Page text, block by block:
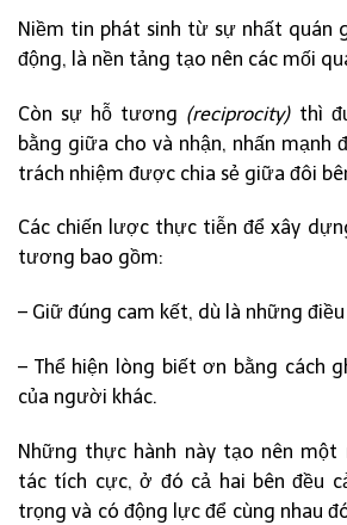
Niềm tin phát sinh từ sự nhất quán
động, là nền tảng tạo nên các mối
Còn sự hỗ tương (reciprocity)thì
bằng giữa cho và nhận, nhấn mạnh
trách nhiệm được chia sẻ giữa đôi
Các chiến lược thực tiễn để xây
tương bao gồm:
– Giữ đúng cam kết, dù là những
– Thể hiện lòng biết ơn bằng cách
của người khác.
Những thực hành này tạo nên
tác tích cực, ở đó cả hai bên đều
trọng và có động lực để cùng nhau